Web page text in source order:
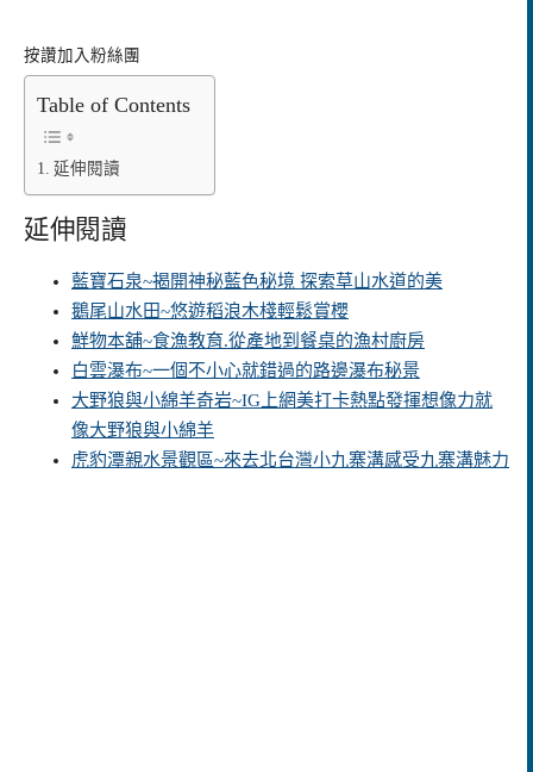
按讚加入粉絲團
Table of Contents
延伸閱讀
延伸閱讀
藍寶石泉~揭開神秘藍色秘境 探索草山水道的美
鵝尾山水田~悠遊稻浪木棧輕鬆賞櫻
鮮物本舖~食漁教育.從產地到餐桌的漁村廚房
白雲瀑布~一個不小心就錯過的路邊瀑布秘景
大野狼與小綿羊奇岩~IG上網美打卡熱點發揮想像力就
像大野狼與小綿羊
虎豹潭親水景觀區~來去北台灣小九寨溝感受九寨溝魅力